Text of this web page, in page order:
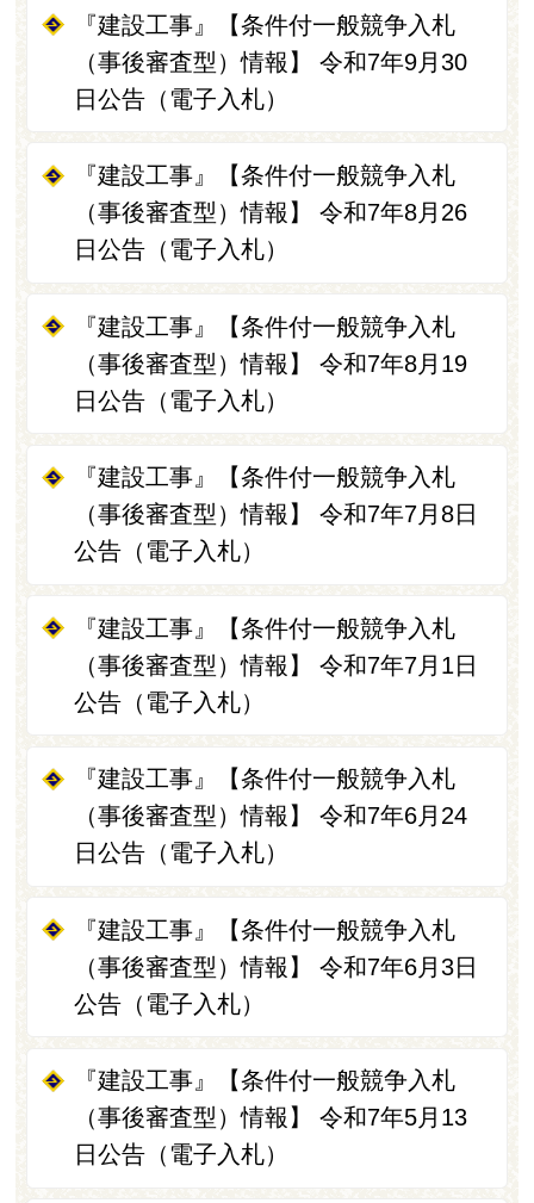
『建設工事』【条件付一般競争入札
（事後審査型）情報】 令和7年9月30
日公告（電子入札）
『建設工事』【条件付一般競争入札
（事後審査型）情報】 令和7年8月26
日公告（電子入札）
『建設工事』【条件付一般競争入札
（事後審査型）情報】 令和7年8月19
日公告（電子入札）
『建設工事』【条件付一般競争入札
（事後審査型）情報】 令和7年7月8日
公告（電子入札）
『建設工事』【条件付一般競争入札
（事後審査型）情報】 令和7年7月1日
公告（電子入札）
『建設工事』【条件付一般競争入札
（事後審査型）情報】 令和7年6月24
日公告（電子入札）
『建設工事』【条件付一般競争入札
（事後審査型）情報】 令和7年6月3日
公告（電子入札）
『建設工事』【条件付一般競争入札
（事後審査型）情報】 令和7年5月13
日公告（電子入札）